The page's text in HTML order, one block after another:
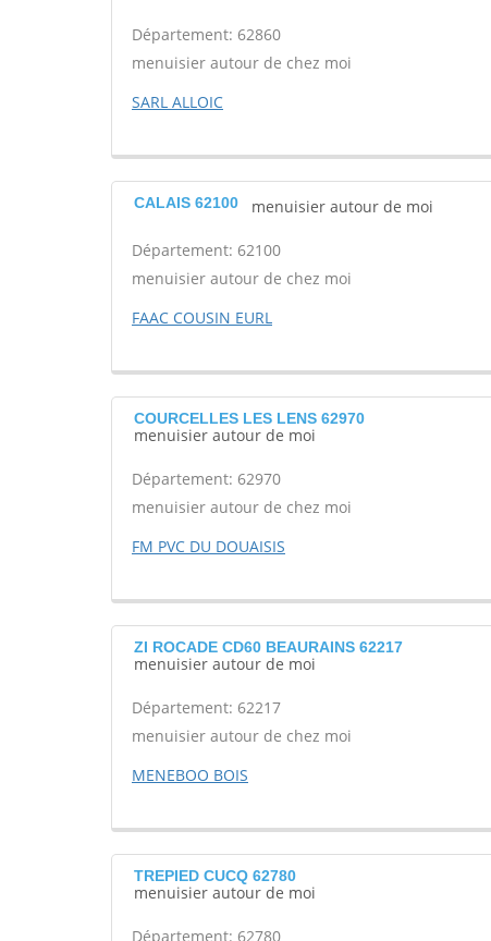
Département: 62860
menuisier autour de chez moi
SARL ALLOIC
CALAIS 62100 menuisier autour de moi
Département: 62100
menuisier autour de chez moi
FAAC COUSIN EURL
COURCELLES LES LENS 62970
menuisier autour de moi
Département: 62970
menuisier autour de chez moi
FM PVC DU DOUAISIS
ZI ROCADE CD60 BEAURAINS 62217
menuisier autour de moi
Département: 62217
menuisier autour de chez moi
MENEBOO BOIS
TREPIED CUCQ 62780
menuisier autour de moi
Département: 62780